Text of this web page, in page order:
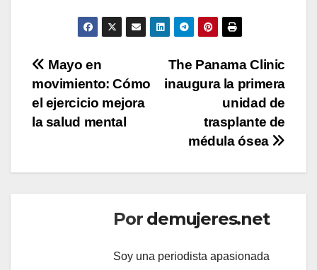
Navegación
de
entradas
The Panama Clinic
inaugura la primera
unidad de
trasplante de
médula ósea
Mayo en
movimiento: Cómo
el ejercicio mejora
la salud mental
Por demujeres.net
Soy una periodista apasionada